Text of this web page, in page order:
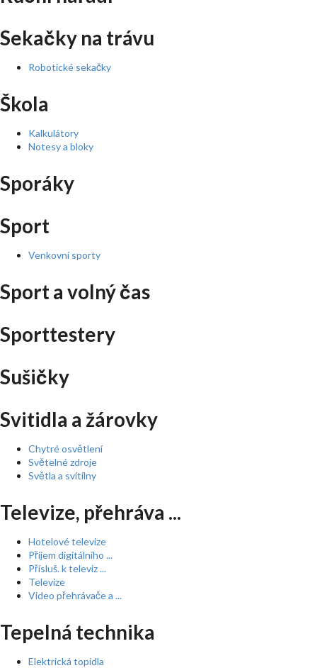
Sekačky na trávu
Robotické sekačky
Škola
Kalkulátory
Notesy a bloky
Sporáky
Sport
Venkovní sporty
Sport a volný čas
Sporttestery
Sušičky
Svitidla a žárovky
Chytré osvětlení
Světelné zdroje
Světla a svítilny
Televize, přehráva ...
Hotelové televize
Příjem digitálního ...
Přísluš. k televiz ...
Televize
Video přehrávače a ...
Tepelná technika
Elektrická topidla